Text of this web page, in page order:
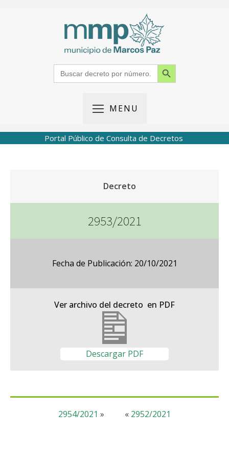
Search
for:
Search Button
MENU
Portal Público de Consulta de Decretos
Decreto
2953/2021
Fecha de Publicación: 20/10/2021
Ver archivo del decreto en PDF
Descargar PDF
« 2952/2021
2954/2021 »